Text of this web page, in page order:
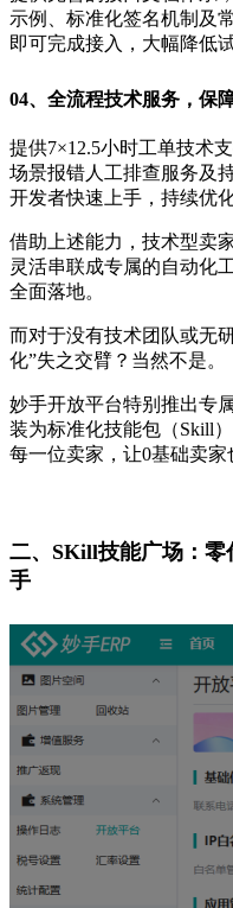
示例、标准化签名机制及
即可完成接入，大幅降低
04、 全流程技术服务，保
提供7×12.5小时工单技术
场景报错人工排查服务及
开发者快速上手，持续优
借助上述能力，技术型卖
灵活串联成专属的自动化
全面落地。
而对于没有技术团队或无
化”失之交臂？当然不是。
妙手开放平台特别推出专
装为标准化技能包（Skill
每一位卖家，让0基础卖家
二、SKill技能广场： 零
手